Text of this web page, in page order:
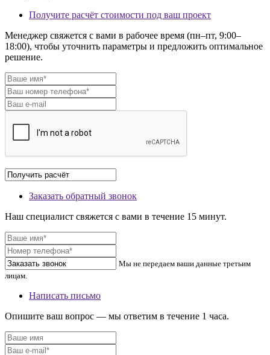
Получите расчёт стоимости под ваш проект
Менеджер свяжется с вами в рабочее время (пн–пт, 9:00–
18:00), чтобы уточнить параметры и предложить оптимальное
решение.
Заказать обратный звонок
Наш специалист свяжется с вами в течение 15 минут.
Мы не передаем ваши данные третьим
лицам.
Написать письмо
Опишите ваш вопрос — мы ответим в течение 1 часа.